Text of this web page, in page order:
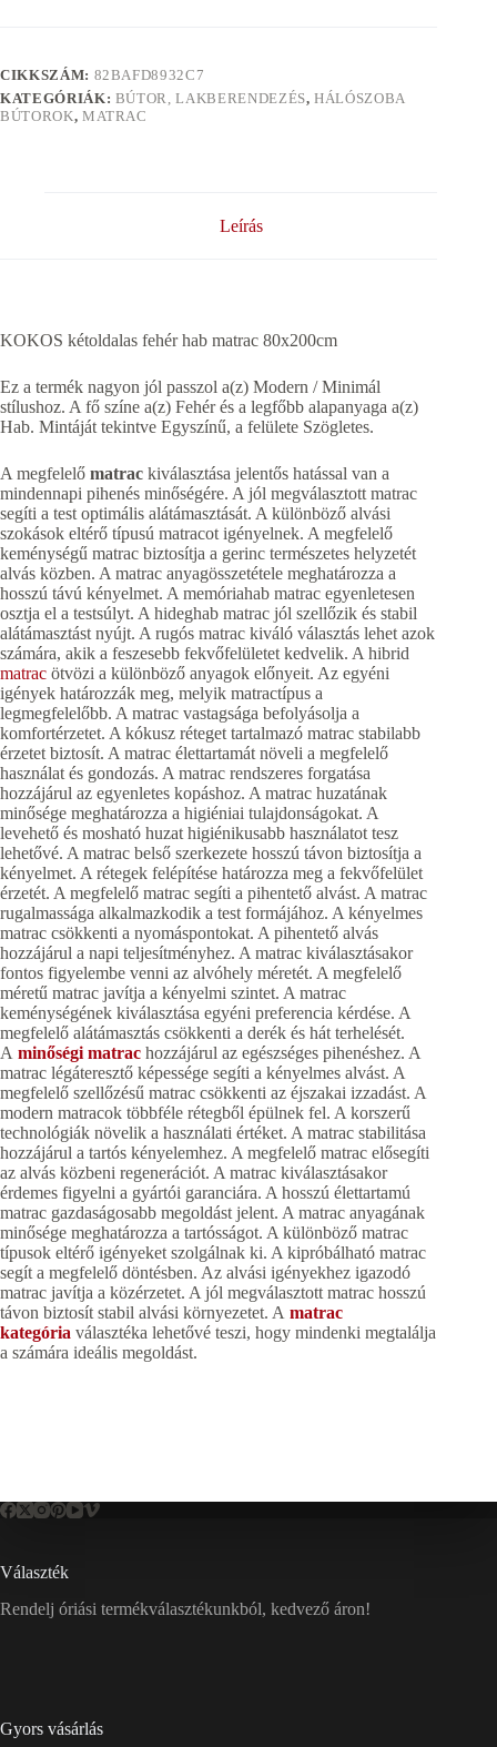
CIKKSZÁM: 82BAFD8932C7
KATEGÓRIÁK: BÚTOR, LAKBERENDEZÉS,HÁLÓSZOBA
BÚTOROK, MATRAC
Leírás
KOKOS kétoldalas fehér hab matrac 80x200cm
Ez a termék nagyon jól passzol a(z) Modern / Minimál
stílushoz. A fő színe a(z) Fehér és a legfőbb alapanyaga a(z)
Hab. Mintáját tekintve Egyszínű, a felülete Szögletes.
A megfelelő matrac kiválasztása jelentős hatással van a
mindennapi pihenés minőségére. A jól megválasztott matrac
segíti a test optimális alátámasztását. A különböző alvási
szokások eltérő típusú matracot igényelnek. A megfelelő
keménységű matrac biztosítja a gerinc természetes helyzetét
alvás közben. A matrac anyagösszetétele meghatározza a
hosszú távú kényelmet. A memóriahab matrac egyenletesen
osztja el a testsúlyt. A hideghab matrac jól szellőzik és stabil
alátámasztást nyújt. A rugós matrac kiváló választás lehet azok
számára, akik a feszesebb fekvőfelületet kedvelik. A hibrid
matrac ötvözi a különböző anyagok előnyeit. Az egyéni
igények határozzák meg, melyik matractípus a
legmegfelelőbb. A matrac vastagsága befolyásolja a
komfortérzetet. A kókusz réteget tartalmazó matrac stabilabb
érzetet biztosít. A matrac élettartamát növeli a megfelelő
használat és gondozás. A matrac rendszeres forgatása
hozzájárul az egyenletes kopáshoz. A matrac huzatának
minősége meghatározza a higiéniai tulajdonságokat. A
levehető és mosható huzat higiénikusabb használatot tesz
lehetővé. A matrac belső szerkezete hosszú távon biztosítja a
kényelmet. A rétegek felépítése határozza meg a fekvőfelület
érzetét. A megfelelő matrac segíti a pihentető alvást. A matrac
rugalmassága alkalmazkodik a test formájához. A kényelmes
matrac csökkenti a nyomáspontokat. A pihentető alvás
hozzájárul a napi teljesítményhez. A matrac kiválasztásakor
fontos figyelembe venni az alvóhely méretét. A megfelelő
méretű matrac javítja a kényelmi szintet. A matrac
keménységének kiválasztása egyéni preferencia kérdése. A
megfelelő alátámasztás csökkenti a derék és hát terhelését.
A minőségi matrac hozzájárul az egészséges pihenéshez. A
matrac légáteresztő képessége segíti a kényelmes alvást. A
megfelelő szellőzésű matrac csökkenti az éjszakai izzadást. A
modern matracok többféle rétegből épülnek fel. A korszerű
technológiák növelik a használati értéket. A matrac stabilitása
hozzájárul a tartós kényelemhez. A megfelelő matrac elősegíti
az alvás közbeni regenerációt. A matrac kiválasztásakor
érdemes figyelni a gyártói garanciára. A hosszú élettartamú
matrac gazdaságosabb megoldást jelent. A matrac anyagának
minősége meghatározza a tartósságot. A különböző matrac
típusok eltérő igényeket szolgálnak ki. A kipróbálható matrac
segít a megfelelő döntésben. Az alvási igényekhez igazodó
matrac javítja a közérzetet. A jól megválasztott matrac hosszú
távon biztosít stabil alvási környezetet. A matrac
kategória választéka lehetővé teszi, hogy mindenki megtalálja
a számára ideális megoldást.
Választék
Rendelj óriási termékválasztékunkból, kedvező áron!
Gyors vásárlás